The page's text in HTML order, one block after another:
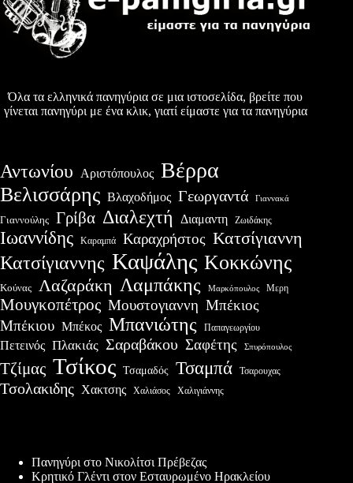
Όλα τα ελληνικά πανηγύρια σε μια ιστοσελίδα, βρείτε που
γίνεται πανηγύρι με ένα κλικ, γιατί είμαστε για τα πανηγύρια
Αντωνίου Αριστόπουλος Βέρρα
Βελισσάρης Βλαχοδήμος Γεωργαντά Γιαννακά
Γιαννούλης Γρίβα Διαλεχτή Διαμαντη Ζωιδάκης
Ιωαννίδης Καραμπά Καραχρήστος Κατσίγιαννη
Κατσίγιαννης Καψάλης Κοκκώνης
Κούνας Λαζαράκη Λαμπάκης Μαρκόπουλος Μερη
Μουγκοπέτρος Μουστογιαννη Μπέκιος
Μπέκιου Μπέκος Μπανιώτης Παπαγεωργίου
Πετεινός Πλακιάς Σαραβάκου Σαφέτης Σπυρόπουλος
Τζίμας Τσίκος Τσαμαδός Τσαμπά Τσαρουχας
Τσολακιδης Χακτσης Χαλιάσος Χαλιγιάννης
Πανηγύρι στο Νικολίτσι Πρέβεζας
Κρητικό Γλέντι στον Εσταυρωμένο Ηρακλείου